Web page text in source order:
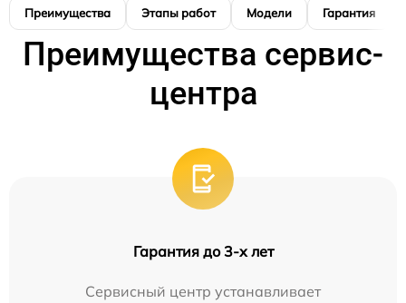
Преимущества Этапы работ Модели Гарантия
Преимущества сервис-
центра
Гарантия до 3-х лет
Сервисный центр устанавливает